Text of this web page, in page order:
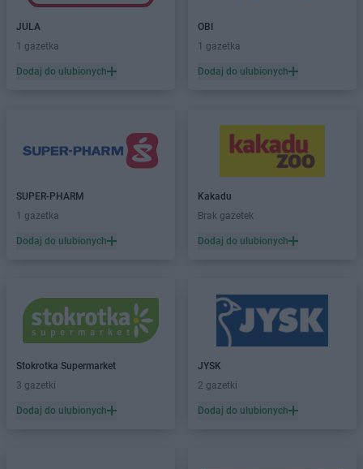
JULA
1 gazetka
Dodaj do ulubionych
OBI
1 gazetka
Dodaj do ulubionych
SUPER-PHARM
1 gazetka
Dodaj do ulubionych
Kakadu
Brak gazetek
Dodaj do ulubionych
Stokrotka Supermarket
3 gazetki
Dodaj do ulubionych
JYSK
2 gazetki
Dodaj do ulubionych